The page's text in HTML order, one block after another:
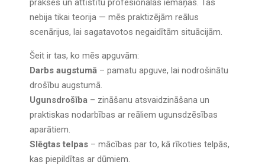
prakses un attīstītu profesionālās iemaņas. Tas
nebija tikai teorija — mēs praktizējām reālus
scenārijus, lai sagatavotos negaidītām situācijām.
Šeit ir tas, ko mēs apguvām:
Darbs augstumā – pamatu apguve, lai nodrošinātu
drošību augstumā.
Ugunsdrošība – zināšanu atsvaidzināšana un
praktiskas nodarbības ar reāliem ugunsdzēsības
aparātiem.
Slēgtas telpas – mācības par to, kā rīkoties telpās,
kas piepildītas ar dūmiem.